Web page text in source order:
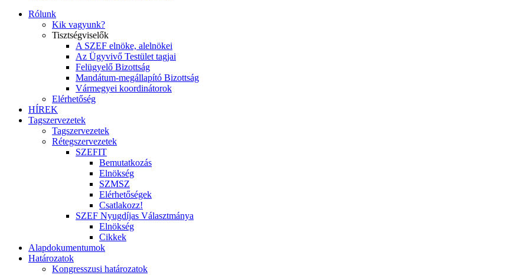
Rólunk
Kik vagyunk?
Tisztségviselők
A SZEF elnöke, alelnökei
Az Ügyvivő Testület tagjai
Felügyelő Bizottság
Mandátum-megállapító Bizottság
Vármegyei koordinátorok
Elérhetőség
HÍREK
Tagszervezetek
Tagszervezetek
Rétegszervezetek
SZEFIT
Bemutatkozás
Elnökség
SZMSZ
Elérhetőségek
Csatlakozz!
SZEF Nyugdíjas Választmánya
Elnökség
Cikkek
Alapdokumentumok
Határozatok
Kongresszusi határozatok